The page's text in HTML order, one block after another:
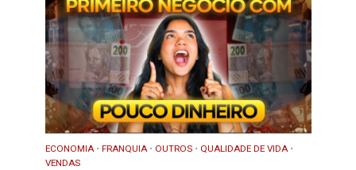
ECONOMIA • FRANQUIA • OUTROS • QUALIDADE DE VIDA •
VENDAS